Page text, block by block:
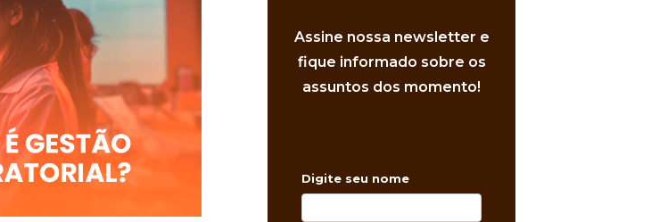
Assine nossa newsletter e
fique informado sobre os
assuntos dos momento!
Digite seu nome